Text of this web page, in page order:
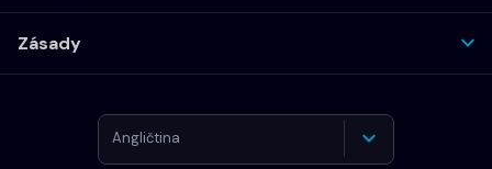
Zásady
Angličtina